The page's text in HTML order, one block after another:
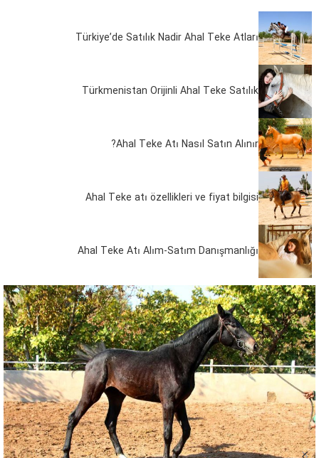
Türkiye’de Satılık Nadir Ahal Teke Atları
Türkmenistan Orijinli Ahal Teke Satılık
Ahal Teke Atı Nasıl Satın Alınır?
Ahal Teke atı özellikleri ve fiyat bilgisi
Ahal Teke Atı Alım-Satım Danışmanlığı